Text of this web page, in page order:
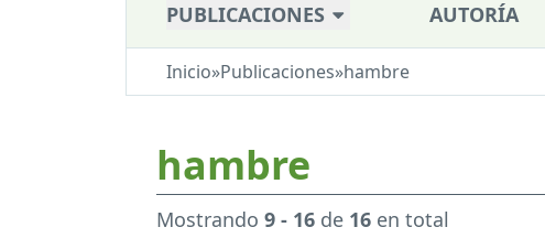
PUBLICACIONES AUTORÍA
Inicio»Publicaciones»hambre
hambre
Mostrando 9 - 16 de 16 en total